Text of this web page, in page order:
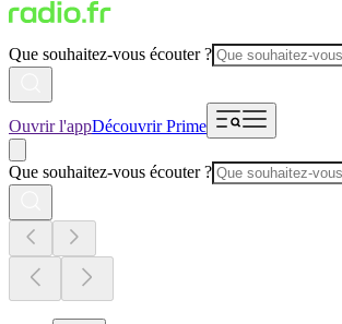
Que souhaitez-vous écouter ?
Ouvrir l'appDécouvrir Prime
Que souhaitez-vous écouter ?